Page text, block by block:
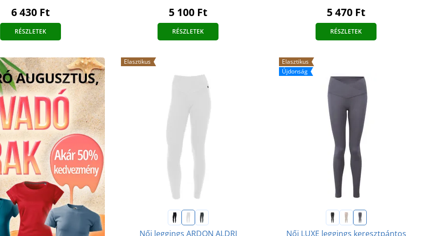
6 430 Ft
RÉSZLETEK
5 100 Ft
RÉSZLETEK
5 470 Ft
RÉSZLETEK
Elasztikus
Női leggings ARDON ALDRI
Elasztikus
Újdonság
Női LUXE leggings keresztpántos